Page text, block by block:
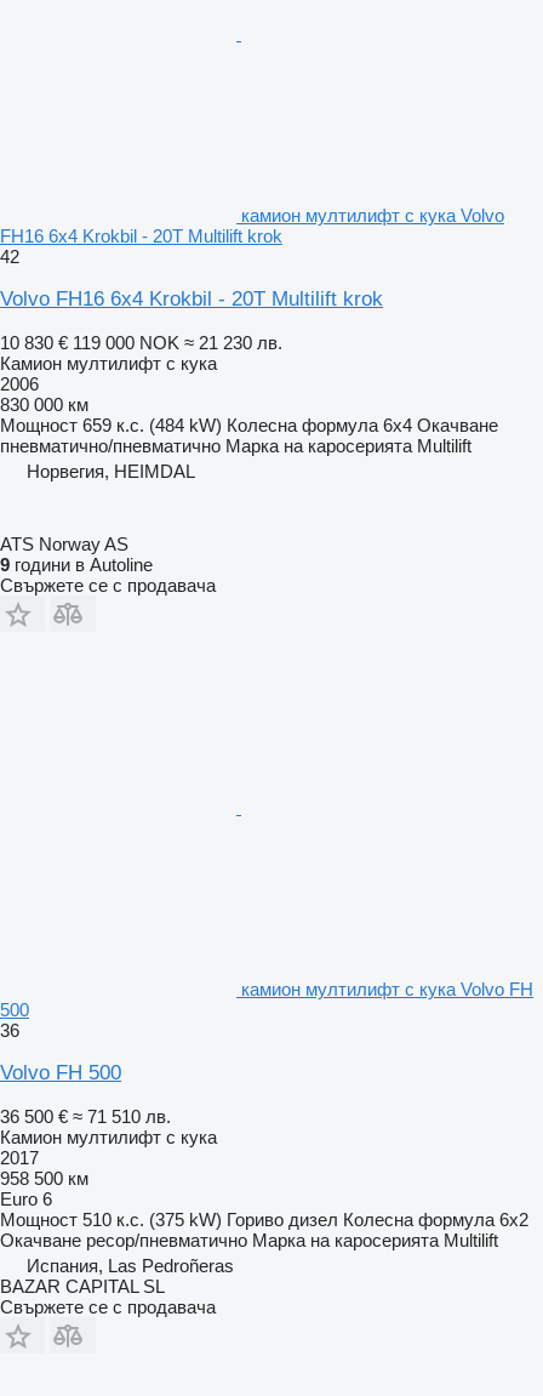
камион мултилифт с кука Volvo
FH16 6x4 Krokbil - 20T Multilift krok
42
Volvo FH16 6x4 Krokbil - 20T Multilift krok
10 830 € 119 000 NOK ≈ 21 230 лв.
Камион мултилифт с кука
2006
830 000 км
Мощност 659 к.с. (484 kW) Колесна формула 6x4 Окачване
пневматично/пневматично Марка на каросерията Multilift
Норвегия, HEIMDAL
ATS Norway AS
9 години в Autoline
Свържете се с продавача
камион мултилифт с кука Volvo FH
500
36
Volvo FH 500
36 500 € ≈ 71 510 лв.
Камион мултилифт с кука
2017
958 500 км
Euro 6
Мощност 510 к.с. (375 kW) Гориво дизел Колесна формула 6x2
Окачване ресор/пневматично Марка на каросерията Multilift
Испания, Las Pedroñeras
BAZAR CAPITAL SL
Свържете се с продавача